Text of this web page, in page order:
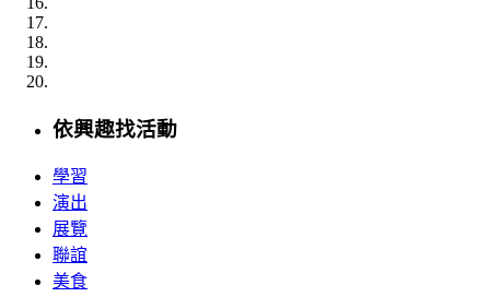
依興趣找活動
學習
演出
展覽
聯誼
美食